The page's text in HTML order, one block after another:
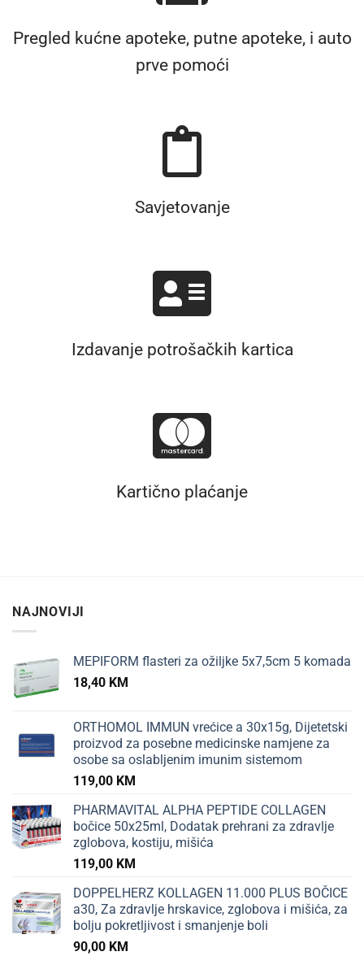
Pregled kućne apoteke, putne apoteke, i auto
prve pomoći
Savjetovanje
Izdavanje potrošačkih kartica
Kartično plaćanje
NAJNOVIJI
MEPIFORM flasteri za ožiljke 5x7,5cm 5 komada
18,40 KM
ORTHOMOL IMMUN vrećice a 30x15g, Dijetetski
proizvod za posebne medicinske namjene za
osobe sa oslabljenim imunim sistemom
119,00 KM
PHARMAVITAL ALPHA PEPTIDE COLLAGEN
bočice 50x25ml, Dodatak prehrani za zdravlje
zglobova, kostiju, mišića
119,00 KM
DOPPELHERZ KOLLAGEN 11.000 PLUS BOČICE
a30, Za zdravlje hrskavice, zglobova i mišića, za
bolju pokretljivost i smanjenje boli
90,00 KM